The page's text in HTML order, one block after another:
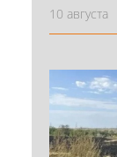
10 августа